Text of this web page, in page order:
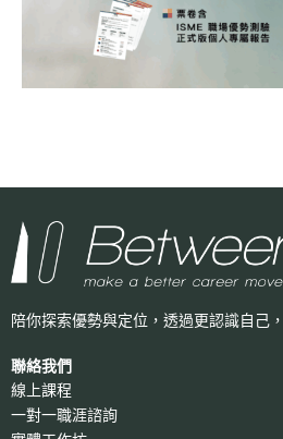
陪你探索優勢與定位，透過更認識自己，
聯絡我們
線上課程
一對一職涯諮詢